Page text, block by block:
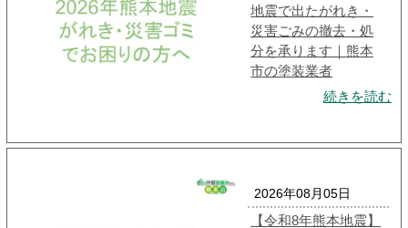
地震で出たがれき・
災害ごみの撤去・処
分を承ります｜熊本
市の塗装業者
続きを読む
2026年08月05日
【令和8年熊本地震】